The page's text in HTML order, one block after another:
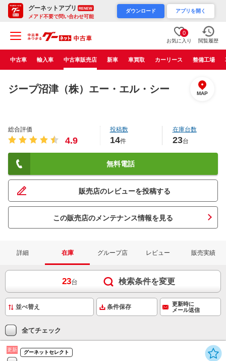
グーネットアプリ RENEW
メアド不要で問い合わせ可能
ダウンロード アプリを開く
0
お気に入り 閲覧履歴
中古車 輸入車 中古車販売店 新車 車買取 カーリース 整備工場
ジープ沼津（株）エー・エル・シー MAP
総合評価
4.9
投稿数
14件
在庫台数
23台
無料電話
販売店のレビューを投稿する
この販売店のメンテナンス情報を見る
詳細 在庫 グループ店 レビュー 販売実績
23台 検索条件を変更
条件保存
更新時に
メール送信
全てチェック
更新 グーネットセレクト